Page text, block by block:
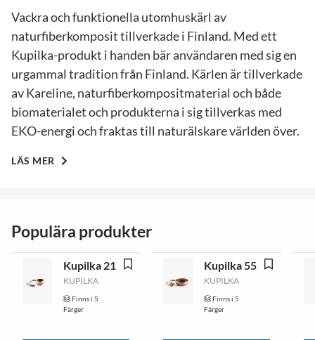
Vackra och funktionella utomhuskärl av
naturfiberkomposit tillverkade i Finland. Med ett
Kupilka-produkt i handen bär användaren med sig en
urgammal tradition från Finland. Kärlen är tillverkade
av Kareline, naturfiberkompositmaterial och både
biomaterialet och produkterna i sig tillverkas med
EKO-energi och fraktas till naturälskare världen över.
LÄS MER
Populära produkter
Kupilka 21
KUPILKA
Finns i 5
Färger
Kupilka 55
KUPILKA
Finns i 5
Färger